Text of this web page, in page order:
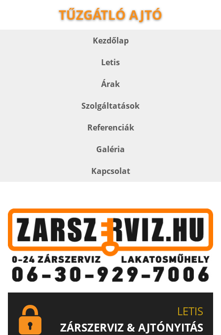
TŰZGÁTLÓ AJTÓ
Kezdőlap
Letis
Árak
Szolgáltatások
Referenciák
Galéria
Kapcsolat
LETIS
ZÁRSZERVIZ & AJTÓNYITÁS